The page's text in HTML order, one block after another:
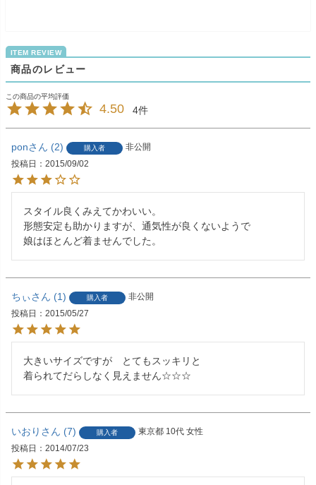
商品のレビュー
4.50 4
pon 2 購入者
非公開
投稿日
2015/09/02
スタイル良くみえてかわいい。
形態安定も助かりますが、通気性が良くないようで
娘はほとんど着ませんでした。
ちぃ 1 購入者
非公開
投稿日
2015/05/27
大きいサイズですが　とてもスッキリと
いおり 7 購入者 東京都 10代 女性
投稿日
2014/07/23